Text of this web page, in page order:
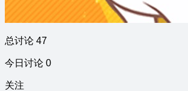
总讨论 47
今日讨论 0
关注